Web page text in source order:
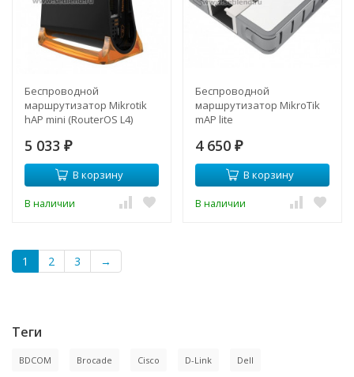
Беспроводной
маршрутизатор Mikrotik
hAP mini (RouterOS L4)
5 033 ₽
В корзину
В наличии
Беспроводной
маршрутизатор MikroTik
mAP lite
4 650 ₽
В корзину
В наличии
1 2 3 →
Теги
BDCOM Brocade Cisco D-Link Dell